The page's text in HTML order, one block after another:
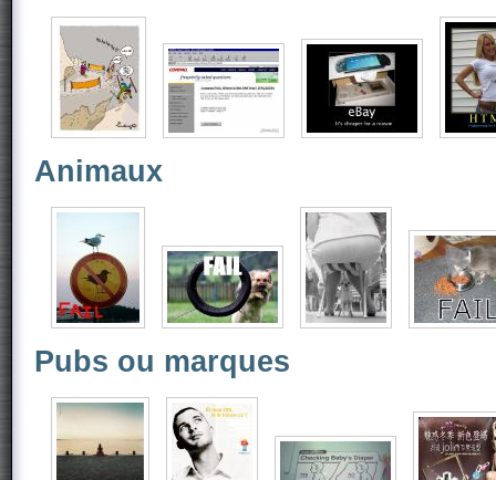
Animaux
Pubs ou marques